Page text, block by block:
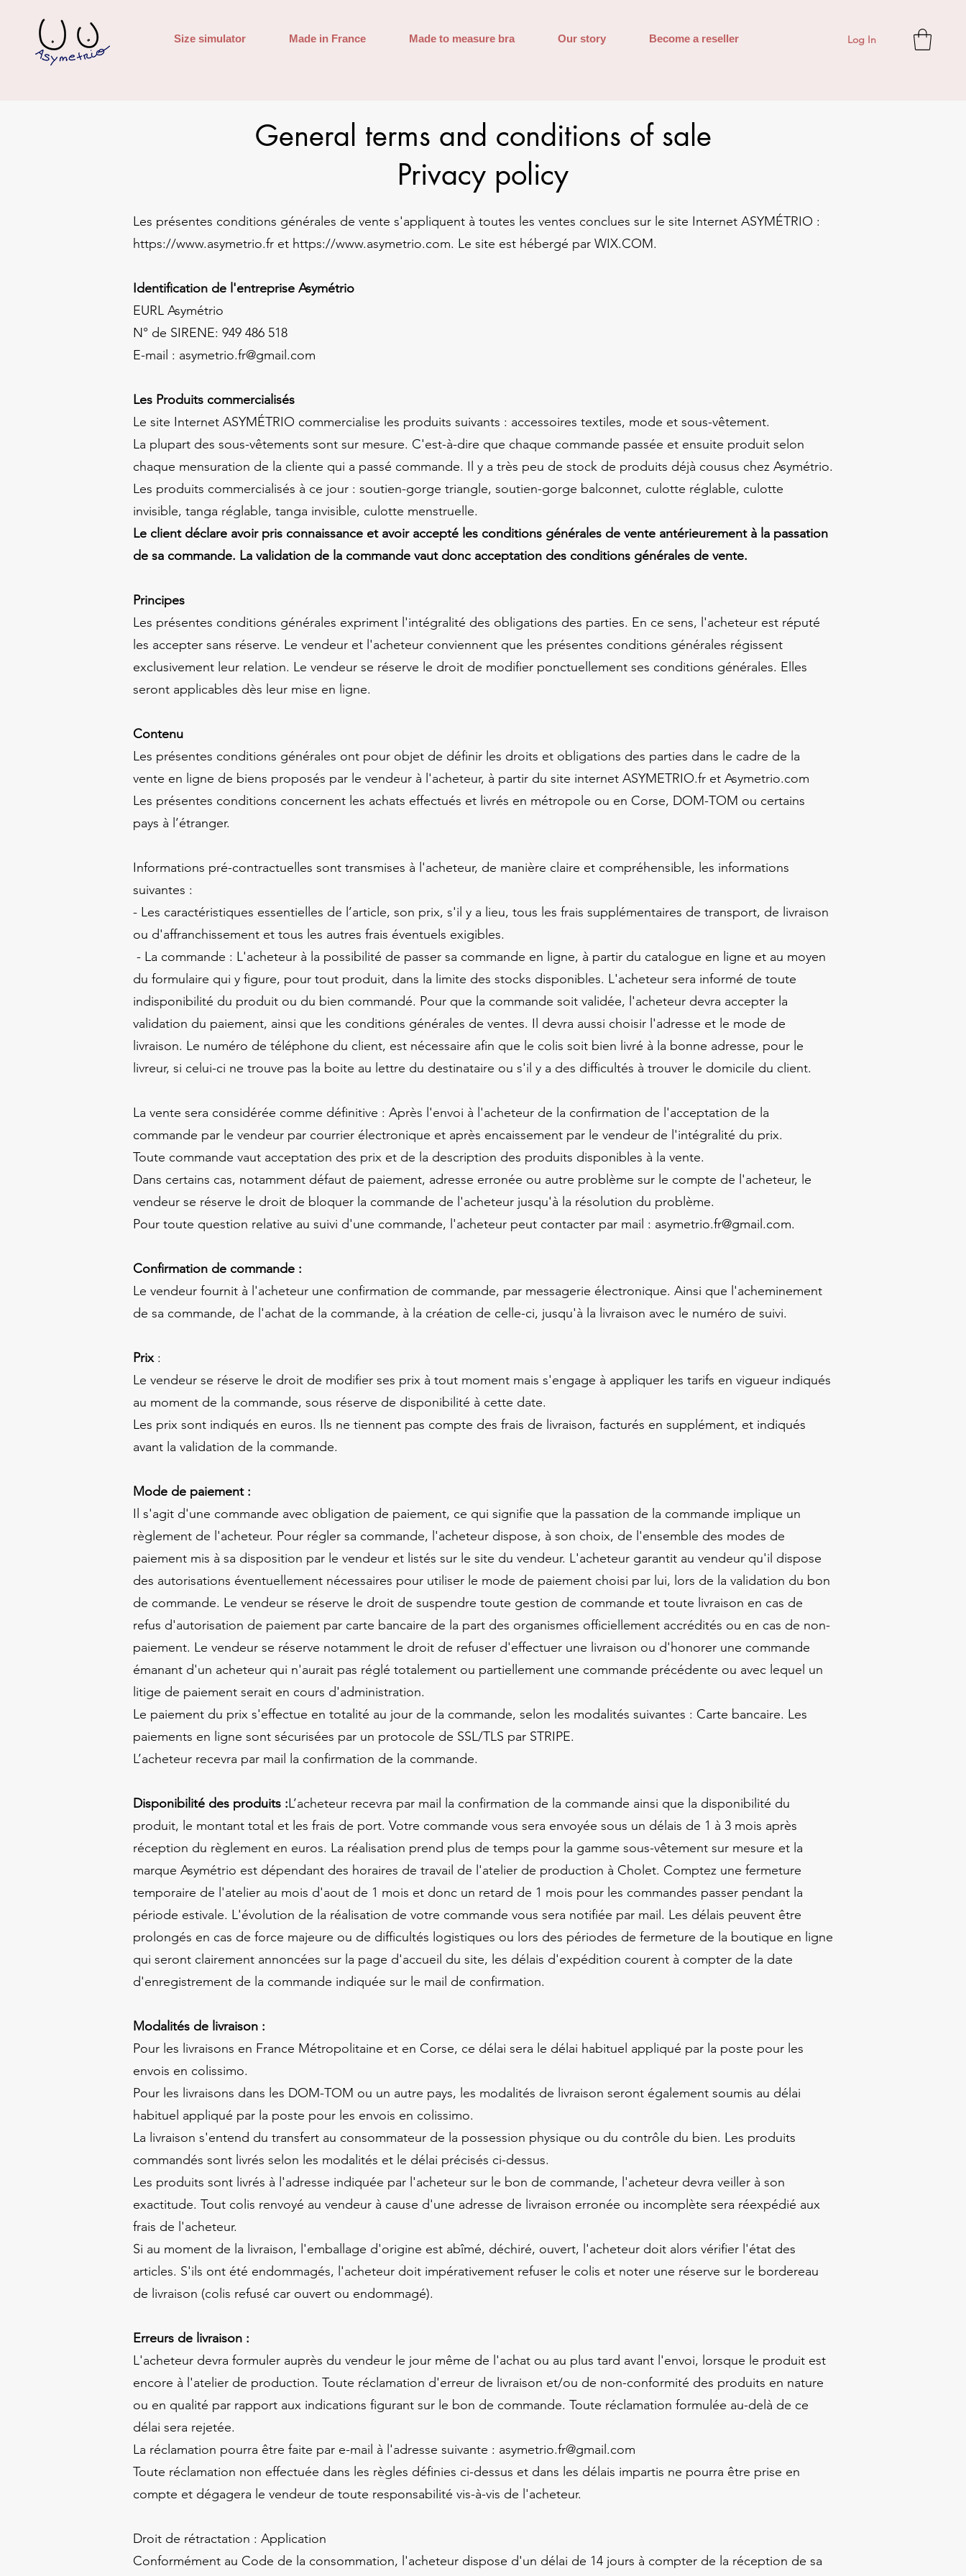
Size simulator Made in France Made to measure bra Our story Become a reseller Log In
General terms and conditions of sale
Privacy policy
​Les présentes conditions générales de vente s'appliquent à toutes les ventes conclues sur le site Internet ASYMÉTRIO :
https://www.asymetrio.fr et https://www.asymetrio.com. Le site est hébergé par WIX.COM.
Identification de l'entreprise Asymétrio
EURL Asymétrio
N° de SIRENE: 949 486 518
E-mail : asymetrio.fr@gmail.com
Les Produits commercialisés
Le site Internet ASYMÉTRIO commercialise les produits suivants : accessoires textiles, mode et sous-vêtement.
La plupart des sous-vêtements sont sur mesure. C'est-à-dire que chaque commande passée et ensuite produit selon
chaque mensuration de la cliente qui a passé commande. Il y a très peu de stock de produits déjà cousus chez Asymétrio.
Les produits commercialisés à ce jour : soutien-gorge triangle, soutien-gorge balconnet, culotte réglable, culotte
invisible, tanga réglable, tanga invisible, culotte menstruelle.
Le client déclare avoir pris connaissance et avoir accepté les conditions générales de vente antérieurement à la passation
de sa commande. La validation de la commande vaut donc acceptation des conditions générales de vente.
Principes
Les présentes conditions générales expriment l'intégralité des obligations des parties. En ce sens, l'acheteur est réputé
les accepter sans réserve. Le vendeur et l'acheteur conviennent que les présentes conditions générales régissent
exclusivement leur relation. Le vendeur se réserve le droit de modifier ponctuellement ses conditions générales. Elles
seront applicables dès leur mise en ligne.
Contenu
Les présentes conditions générales ont pour objet de définir les droits et obligations des parties dans le cadre de la
vente en ligne de biens proposés par le vendeur à l'acheteur, à partir du site internet ASYMETRIO.fr et Asymetrio.com
Les présentes conditions concernent les achats effectués et livrés en métropole ou en Corse, DOM-TOM ou certains
pays à l’étranger.
Informations pré-contractuelles sont transmises à l'acheteur, de manière claire et compréhensible, les informations
suivantes :
- Les caractéristiques essentielles de l’article, son prix, s'il y a lieu, tous les frais supplémentaires de transport, de livraison
ou d'affranchissement et tous les autres frais éventuels exigibles.
- La commande : L'acheteur à la possibilité de passer sa commande en ligne, à partir du catalogue en ligne et au moyen
du formulaire qui y figure, pour tout produit, dans la limite des stocks disponibles. L'acheteur sera informé de toute
indisponibilité du produit ou du bien commandé. Pour que la commande soit validée, l'acheteur devra accepter la
validation du paiement, ainsi que les conditions générales de ventes. Il devra aussi choisir l'adresse et le mode de
livraison. Le numéro de téléphone du client, est nécessaire afin que le colis soit bien livré à la bonne adresse, pour le
livreur, si celui-ci ne trouve pas la boite au lettre du destinataire ou s'il y a des difficultés à trouver le domicile du client.
La vente sera considérée comme définitive : Après l'envoi à l'acheteur de la confirmation de l'acceptation de la
commande par le vendeur par courrier électronique et après encaissement par le vendeur de l'intégralité du prix.
Toute commande vaut acceptation des prix et de la description des produits disponibles à la vente.
Dans certains cas, notamment défaut de paiement, adresse erronée ou autre problème sur le compte de l'acheteur, le
vendeur se réserve le droit de bloquer la commande de l'acheteur jusqu'à la résolution du problème.
Pour toute question relative au suivi d'une commande, l'acheteur peut contacter par mail : asymetrio.fr@gmail.com.
Confirmation de commande :
Le vendeur fournit à l'acheteur une confirmation de commande, par messagerie électronique. Ainsi que l'acheminement
de sa commande, de l'achat de la commande, à la création de celle-ci, jusqu'à la livraison avec le numéro de suivi.
Prix:
Le vendeur se réserve le droit de modifier ses prix à tout moment mais s'engage à appliquer les tarifs en vigueur indiqués
au moment de la commande, sous réserve de disponibilité à cette date.
Les prix sont indiqués en euros. Ils ne tiennent pas compte des frais de livraison, facturés en supplément, et indiqués
avant la validation de la commande.
Mode de paiement :
Il s'agit d'une commande avec obligation de paiement, ce qui signifie que la passation de la commande implique un
règlement de l'acheteur. Pour régler sa commande, l'acheteur dispose, à son choix, de l'ensemble des modes de
paiement mis à sa disposition par le vendeur et listés sur le site du vendeur. L'acheteur garantit au vendeur qu'il dispose
des autorisations éventuellement nécessaires pour utiliser le mode de paiement choisi par lui, lors de la validation du bon
de commande. Le vendeur se réserve le droit de suspendre toute gestion de commande et toute livraison en cas de
refus d'autorisation de paiement par carte bancaire de la part des organismes officiellement accrédités ou en cas de non-
paiement. Le vendeur se réserve notamment le droit de refuser d'effectuer une livraison ou d'honorer une commande
émanant d'un acheteur qui n'aurait pas réglé totalement ou partiellement une commande précédente ou avec lequel un
litige de paiement serait en cours d'administration.
Le paiement du prix s'effectue en totalité au jour de la commande, selon les modalités suivantes : Carte bancaire. Les
paiements en ligne sont sécurisées par un protocole de SSL/TLS par STRIPE.
L’acheteur recevra par mail la confirmation de la commande.
Disponibilité des produits :L’acheteur recevra par mail la confirmation de la commande ainsi que la disponibilité du
produit, le montant total et les frais de port. Votre commande vous sera envoyée sous un délais de 1 à 3 mois après
réception du règlement en euros. La réalisation prend plus de temps pour la gamme sous-vêtement sur mesure et la
marque Asymétrio est dépendant des horaires de travail de l'atelier de production à Cholet. Comptez une fermeture
temporaire de l'atelier au mois d'aout de 1 mois et donc un retard de 1 mois pour les commandes passer pendant la
période estivale. L'évolution de la réalisation de votre commande vous sera notifiée par mail. Les délais peuvent être
prolongés en cas de force majeure ou de difficultés logistiques ou lors des périodes de fermeture de la boutique en ligne
qui seront clairement annoncées sur la page d'accueil du site, les délais d'expédition courent à compter de la date
d'enregistrement de la commande indiquée sur le mail de confirmation.
Modalités de livraison :
Pour les livraisons en France Métropolitaine et en Corse, ce délai sera le délai habituel appliqué par la poste pour les
envois en colissimo.
Pour les livraisons dans les DOM-TOM ou un autre pays, les modalités de livraison seront également soumis au délai
habituel appliqué par la poste pour les envois en colissimo.
La livraison s'entend du transfert au consommateur de la possession physique ou du contrôle du bien. Les produits
commandés sont livrés selon les modalités et le délai précisés ci-dessus.
Les produits sont livrés à l'adresse indiquée par l'acheteur sur le bon de commande, l'acheteur devra veiller à son
exactitude. Tout colis renvoyé au vendeur à cause d'une adresse de livraison erronée ou incomplète sera réexpédié aux
frais de l'acheteur.
Si au moment de la livraison, l'emballage d'origine est abîmé, déchiré, ouvert, l'acheteur doit alors vérifier l'état des
articles. S'ils ont été endommagés, l'acheteur doit impérativement refuser le colis et noter une réserve sur le bordereau
de livraison (colis refusé car ouvert ou endommagé).
Erreurs de livraison :
L'acheteur devra formuler auprès du vendeur le jour même de l'achat ou au plus tard avant l'envoi, lorsque le produit est
encore à l'atelier de production. Toute réclamation d'erreur de livraison et/ou de non-conformité des produits en nature
ou en qualité par rapport aux indications figurant sur le bon de commande. Toute réclamation formulée au-delà de ce
délai sera rejetée.
La réclamation pourra être faite par e-mail à l'adresse suivante : asymetrio.fr@gmail.com
Toute réclamation non effectuée dans les règles définies ci-dessus et dans les délais impartis ne pourra être prise en
compte et dégagera le vendeur de toute responsabilité vis-à-vis de l'acheteur.
Droit de rétractation : Application
Conformément au Code de la consommation, l'acheteur dispose d'un délai de 14 jours à compter de la réception de sa